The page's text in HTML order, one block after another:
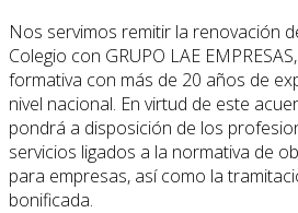
Nos servimos remitir la renovación
Colegio con GRUPO LAE
formativa con más de 20 años de
nivel nacional. En virtud de este
pondrá a disposición de los
servicios ligados a la normativa de
para empresas, así como la
bonificada.